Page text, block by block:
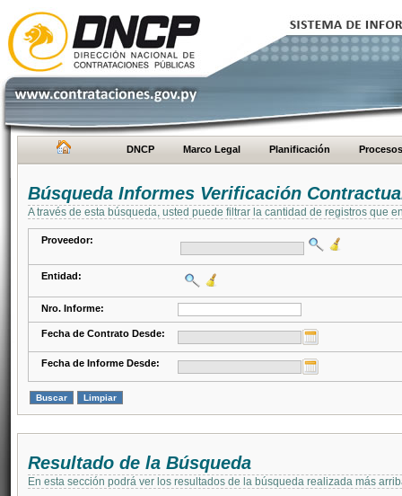
DNCP Marco Legal Planificación Procesos
Búsqueda Informes Verificación
A través de esta búsqueda, usted puede filtrar la cantidad de registros que
Proveedor:
Entidad:
Nro. Informe:
Fecha de Contrato Desde:
Fecha de Informe Desde:
Resultado de la Búsqueda
En esta sección podrá ver los resultados de la búsqueda realizada más